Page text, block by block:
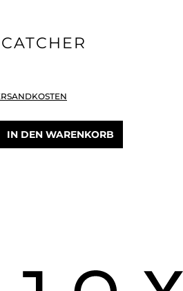
den gewünschten
IN DEN WARENKORB